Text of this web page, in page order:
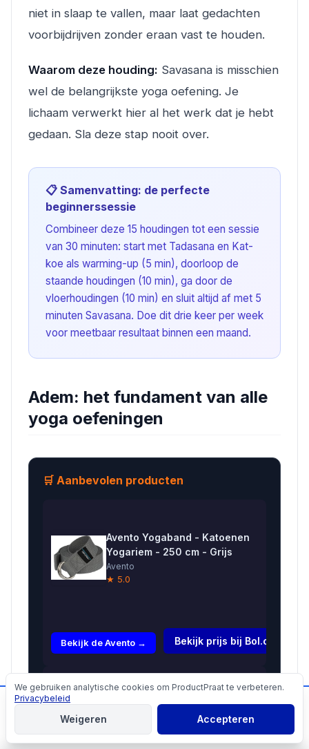
niet in slaap te vallen, maar laat gedachten
voorbijdrijven zonder eraan vast te houden.
Waarom deze houding: Savasana is misschien
wel de belangrijkste yoga oefening. Je
lichaam verwerkt hier al het werk dat je hebt
gedaan. Sla deze stap nooit over.
📋 Samenvatting: de perfecte
beginnerssessie
Combineer deze 15 houdingen tot een sessie
van 30 minuten: start met Tadasana en Kat-
koe als warming-up (5 min), doorloop de
staande houdingen (10 min), ga door de
vloerhoudingen (10 min) en sluit altijd af met 5
minuten Savasana. Doe dit drie keer per week
voor meetbaar resultaat binnen een maand.
Adem: het fundament van alle
yoga oefeningen
🛒 Aanbevolen producten
Avento Yogaband - Katoenen
Yogariem - 250 cm - Grijs
Avento
★ 5.0
Bekijk de Avento → Bekijk prijs bij Bol.com →
Yoga riem
Bekijk de Yoga →
Cookies
We gebruiken analytische cookies om ProductPraat te verbeteren.
Privacybeleid
Weigeren Accepteren
📬Mis geen producttips!
Aanmelden